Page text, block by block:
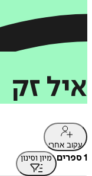
איל זק
עקוב אחרי
1 ספרים מיון וסינון